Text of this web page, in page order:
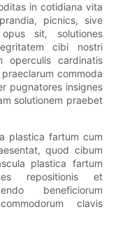
in cotidiana vita
picnics, sive
sit, solutiones
cibi nostri
operculis cardinatis
commoda
pugnatores insignes
solutionem praebet
plastica fartum cum
quod cibum
plastica fartum
repositionis et
beneficiorum
clavis